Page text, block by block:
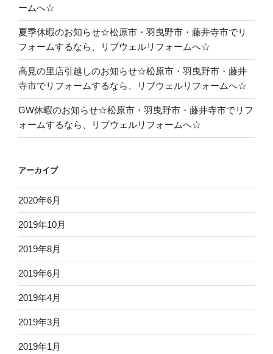
ームへ☆
夏季休暇のお知らせ☆松原市・羽曳野市・藤井寺市でリ
フォームするなら、リブウェルリフォームへ☆
高見の里店引越しのお知らせ☆松原市・羽曳野市・藤井
寺市でリフォームするなら、リブウェルリフォームへ☆
GW休暇のお知らせ☆松原市・羽曳野市・藤井寺市でリフ
ォームするなら、リブウェルリフォームへ☆
アーカイブ
2020年6月
2019年10月
2019年8月
2019年6月
2019年4月
2019年3月
2019年1月